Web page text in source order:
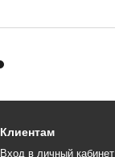
Клиентам
Вход в личный кабинет